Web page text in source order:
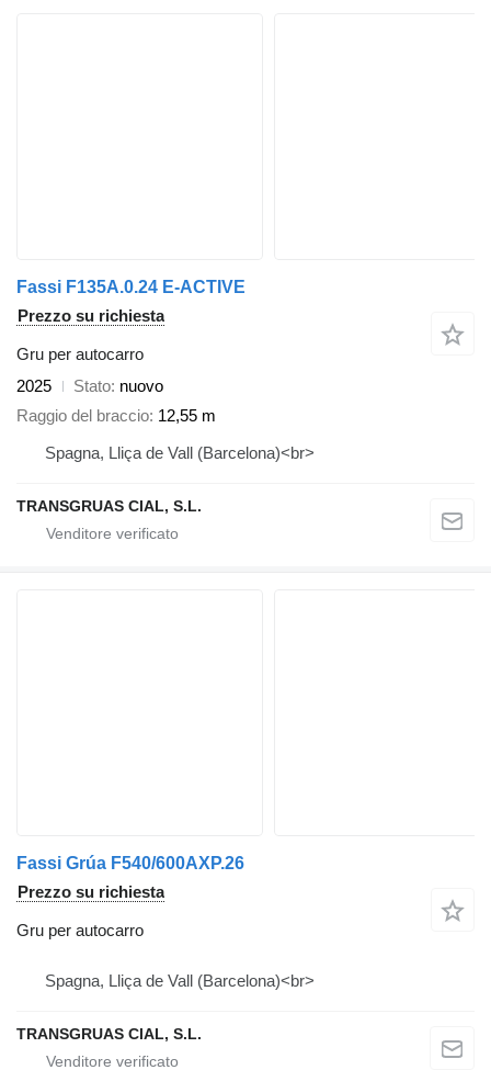
Fassi F135A.0.24 E-ACTIVE
Prezzo su richiesta
Gru per autocarro
2025
Stato nuovo
Raggio del braccio 12,55 m
Spagna, Lliça de Vall (Barcelona)<br>
TRANSGRUAS CIAL, S.L.
Fassi Grúa F540/600AXP.26
Prezzo su richiesta
Gru per autocarro
Spagna, Lliça de Vall (Barcelona)<br>
TRANSGRUAS CIAL, S.L.